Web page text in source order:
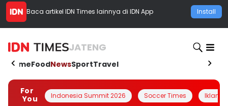
Baca artikel IDN Times lainnya di IDN App Install
JATENG
HomeFoodNewsSportTravel
For
You
Indonesia Summit 2026 Soccer Times Iklanin